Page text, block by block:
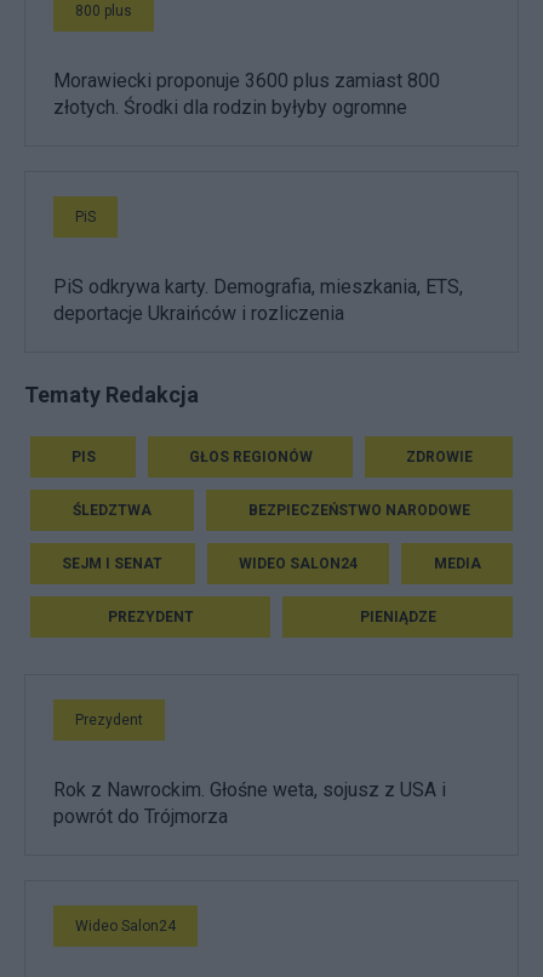
800 plus
Morawiecki proponuje 3600 plus zamiast 800
złotych. Środki dla rodzin byłyby ogromne
PiS
PiS odkrywa karty. Demografia, mieszkania, ETS,
deportacje Ukraińców i rozliczenia
Tematy Redakcja
PIS GŁOS REGIONÓW ZDROWIE
ŚLEDZTWA BEZPIECZEŃSTWO NARODOWE
SEJM I SENAT WIDEO SALON24 MEDIA
PREZYDENT PIENIĄDZE
Prezydent
Rok z Nawrockim. Głośne weta, sojusz z USA i
powrót do Trójmorza
Wideo Salon24